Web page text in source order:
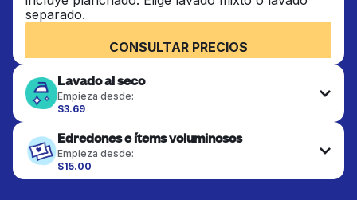
separado.
CONSULTAR PRECIOS
Lavado al seco
Empieza desde:
$3.69
terminan de forma profesional. Adecuado para
trajes, vestidos, abrigos y telas que requieren
cuidado especial para mantener su forma, color y
textura.
Edredones e ítems voluminosos
Empieza desde:
$15.00
Los artículos grandes como edredones, mantas y